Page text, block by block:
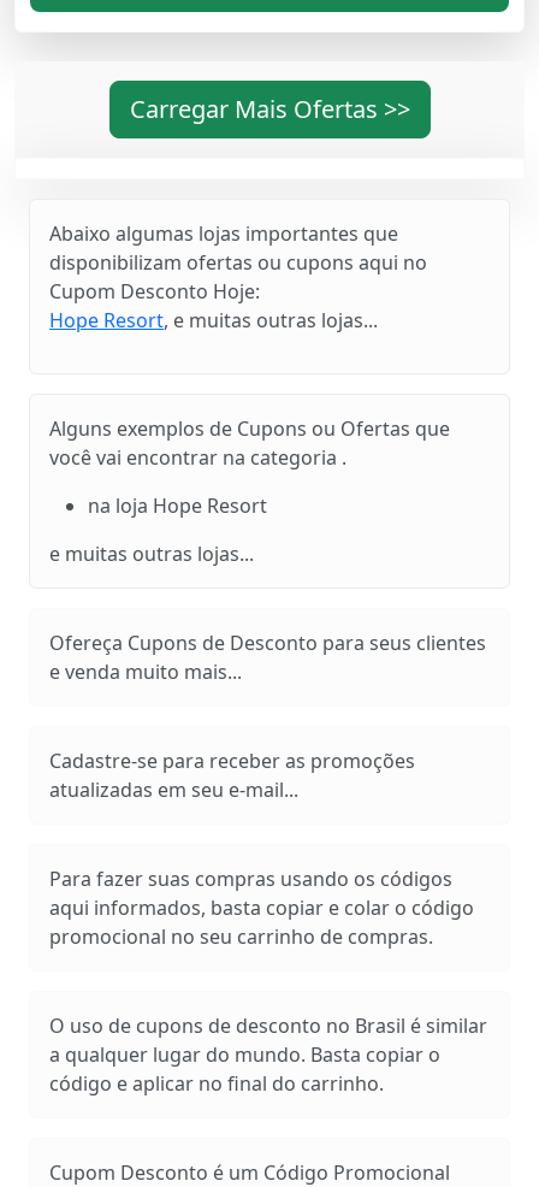
Carregar Mais Ofertas >>
Abaixo algumas lojas importantes que
disponibilizam ofertas ou cupons aqui no
Cupom Desconto Hoje:
Hope Resort, e muitas outras lojas...
Alguns exemplos de Cupons ou Ofertas que
você vai encontrar na categoria .
na loja Hope Resort
e muitas outras lojas...
Ofereça Cupons de Desconto para seus clientes
e venda muito mais...
Cadastre-se para receber as promoções
atualizadas em seu e-mail...
Para fazer suas compras usando os códigos
aqui informados, basta copiar e colar o código
promocional no seu carrinho de compras.
O uso de cupons de desconto no Brasil é similar
a qualquer lugar do mundo. Basta copiar o
código e aplicar no final do carrinho.
Cupom Desconto é um Código Promocional